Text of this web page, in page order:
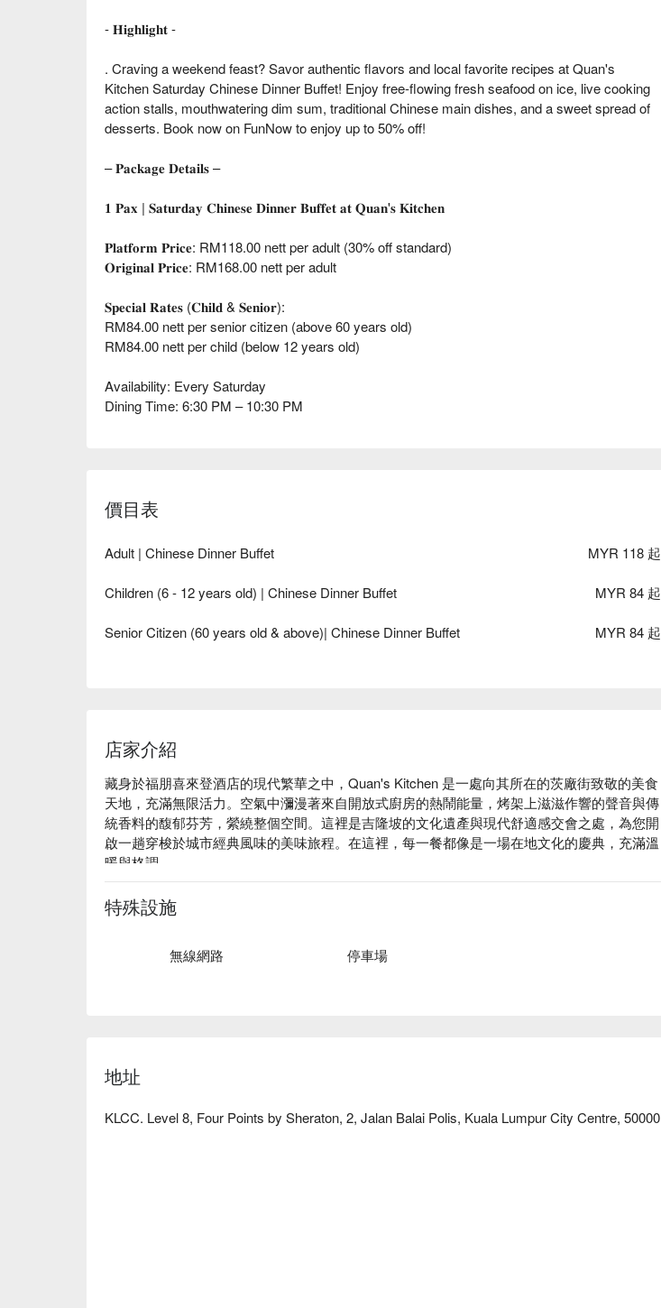
- 𝐇𝐢𝐠𝐡𝐥𝐢𝐠𝐡𝐭 -
. Craving a weekend feast? Savor authentic flavors and local favorite recipes at Quan's
Kitchen Saturday Chinese Dinner Buffet! Enjoy free-flowing fresh seafood on ice, live cooking
action stalls, mouthwatering dim sum, traditional Chinese main dishes, and a sweet spread of
desserts. Book now on FunNow to enjoy up to 50% off!
– 𝐏𝐚𝐜𝐤𝐚𝐠𝐞 𝐃𝐞𝐭𝐚𝐢𝐥𝐬 –
𝟏 𝐏𝐚𝐱 | 𝐒𝐚𝐭𝐮𝐫𝐝𝐚𝐲 𝐂𝐡𝐢𝐧𝐞𝐬𝐞 𝐃𝐢𝐧𝐧𝐞𝐫 𝐁𝐮𝐟𝐟𝐞𝐭 𝐚𝐭 𝐐𝐮𝐚𝐧'𝐬 𝐊𝐢𝐭𝐜𝐡𝐞𝐧
𝐏𝐥𝐚𝐭𝐟𝐨𝐫𝐦 𝐏𝐫𝐢𝐜𝐞: RM118.00 nett per adult (30% off standard)
𝐎𝐫𝐢𝐠𝐢𝐧𝐚𝐥 𝐏𝐫𝐢𝐜𝐞: RM168.00 nett per adult
𝐒𝐩𝐞𝐜𝐢𝐚𝐥 𝐑𝐚𝐭𝐞𝐬 (𝐂𝐡𝐢𝐥𝐝 & 𝐒𝐞𝐧𝐢𝐨𝐫):
RM84.00 nett per senior citizen (above 60 years old)
RM84.00 nett per child (below 12 years old)
Availability: Every Saturday
Dining Time: 6:30 PM – 10:30 PM
價目表
Adult | Chinese Dinner Buffet MYR 118 起
Children (6 - 12 years old) | Chinese Dinner Buffet MYR 84 起
Senior Citizen (60 years old & above)| Chinese Dinner Buffet MYR 84 起
店家介紹
藏身於福朋喜來登酒店的現代繁華之中，Quan's Kitchen 是一處向其所在的茨廠街致敬的美食
天地，充滿無限活力。空氣中瀰漫著來自開放式廚房的熱鬧能量，烤架上滋滋作響的聲音與傳
統香料的馥郁芬芳，縈繞整個空間。這裡是吉隆坡的文化遺產與現代舒適感交會之處，為您開
啟一趟穿梭於城市經典風味的美味旅程。在這裡，每一餐都像是一場在地文化的慶典，充滿溫
暖與格調。
無論您是想來頓快速的晚餐，或是一個流連忘返的夜晚，這裡的獨到之處總能讓您回味無窮：
這是一場感官的饗宴，從欣賞廚師們嫻熟的炒鍋技藝，到品嚐一碗濃郁叻沙中道地而層次豐富
每一次到訪都顯得格外獨特。
・海南雞飯 | 鮮嫩的白斬雞，佐以香氣四溢的薑蓉飯與經典醬料。
🥤 招牌飲品
特殊設施
無線網路 停車場
地址
KLCC. Level 8, Four Points by Sheraton, 2, Jalan Balai Polis, Kuala Lumpur City Centre, 50000